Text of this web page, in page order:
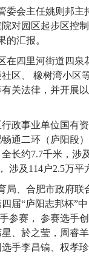
委会主任姚则邦
对园区起步区控
的汇报。
在四里河街道四泉
区、 橡树湾小区
关法律，并开展
政事业单位国有
通二环（庐阳段
长约7.7千米，涉
涉及114户2.5万平
局、合肥市政府联
届“庐阳志邦杯”
参赛， 参赛选手
、於之莹，周睿
手李昌镐、权孝